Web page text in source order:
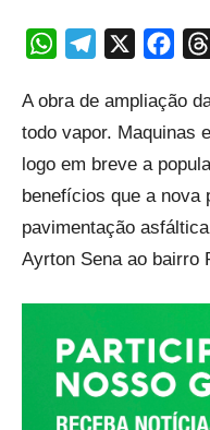
WhatsAppTelegram
A obra de ampliação
todo vapor. Maquinas
logo em breve a
benefícios que a nova
pavimentação
Ayrton Sena ao bairro